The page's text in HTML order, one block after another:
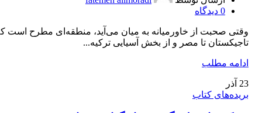
0 دیدگاه
وقتی صحبت از خاورمیانه به میان می‌آید، منطقه‌ای مطرح است
تاجیکستان تا مصر و از بخش آسیایی ترکیه...
ادامه مطلب
23 آذر
بریده‌های کتاب